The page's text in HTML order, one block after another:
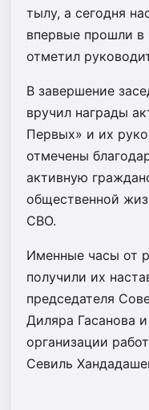
тылу, а сегодня
впервые прошли в
отметил
В завершение
вручил награды
Первых» и их
отмечены
активную
общественной
СВО.
Именные часы от
получили их
председателя
Диляра Гасанова
организации
Севиль